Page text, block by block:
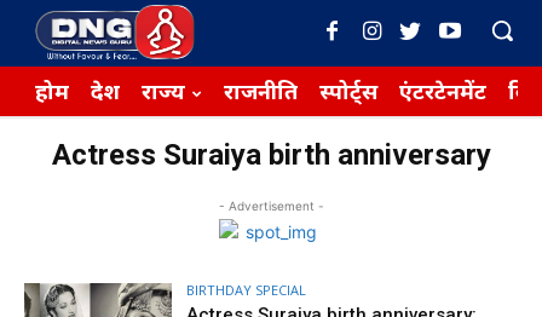
होम देश राज्य राजनीति स्पोर्ट्स एंटरटेनमेंट
Actress Suraiya birth anniversary
- Advertisement -
BIRTHDAY SPECIAL